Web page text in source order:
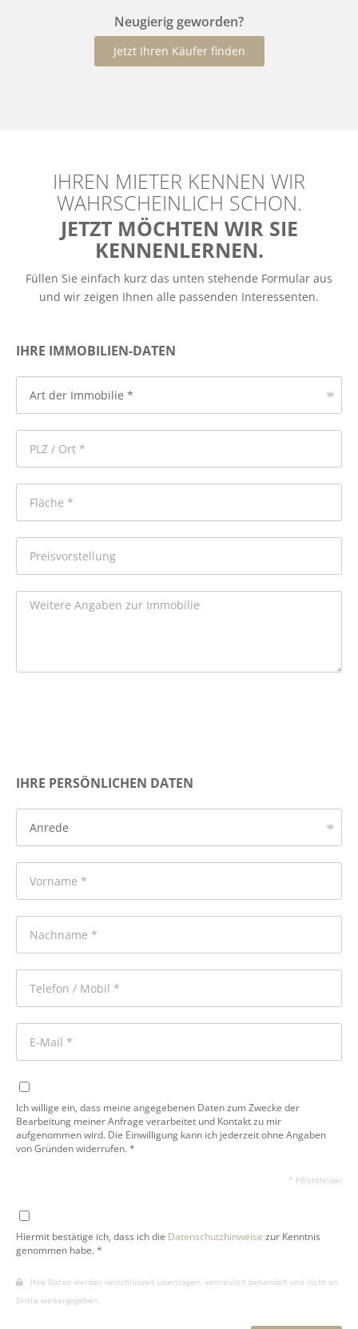
Neugierig geworden?
Jetzt Ihren Käufer finden
IHREN MIETER KENNEN WIR
WAHRSCHEINLICH SCHON.
JETZT MÖCHTEN WIR SIE
KENNENLERNEN.
Füllen Sie einfach kurz das unten stehende Formular aus
und wir zeigen Ihnen alle passenden Interessenten.
IHRE IMMOBILIEN-DATEN
IHRE PERSÖNLICHEN DATEN
Ich willige ein, dass meine angegebenen Daten zum Zwecke der
Bearbeitung meiner Anfrage verarbeitet und Kontakt zu mir
aufgenommen wird. Die Einwilligung kann ich jederzeit ohne Angaben
von Gründen widerrufen. *
* Pflichtfelder
Hiermit bestätige ich, dass ich die Datenschutzhinweise zur Kenntnis
genommen habe. *
Ihre Daten werden verschlüsselt übertragen, vertraulich behandelt und nicht an
Dritte weitergegeben.